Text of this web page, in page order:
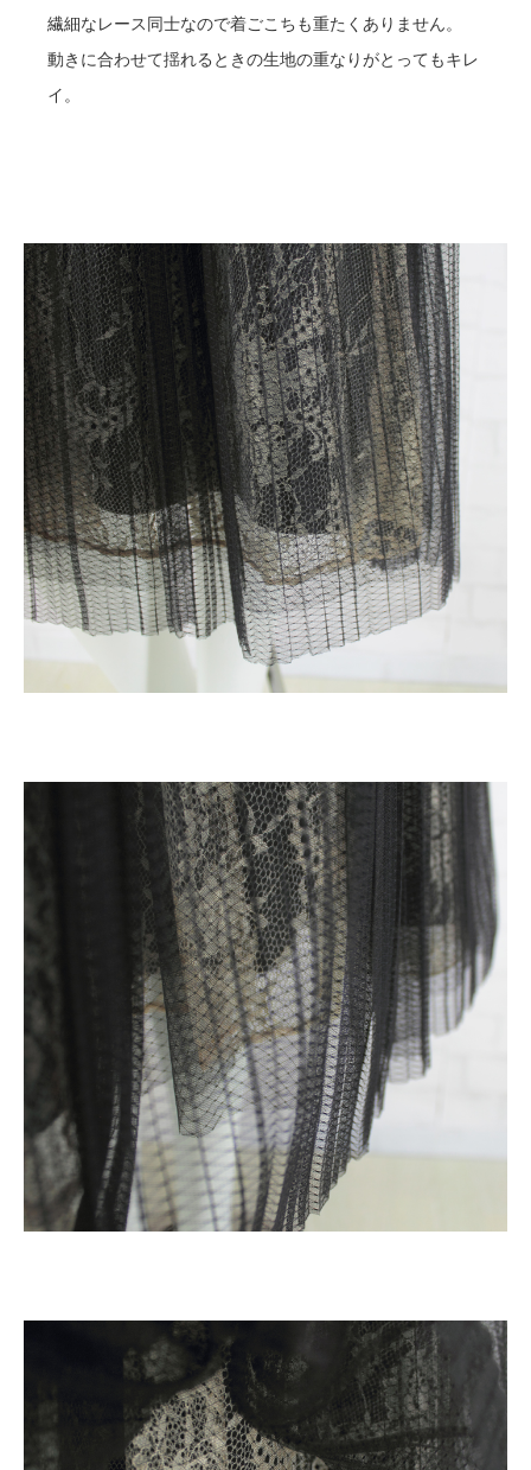
繊細なレース同士なので着ごこちも重たくありません。
動きに合わせて揺れるときの生地の重なりがとってもキレ
イ。